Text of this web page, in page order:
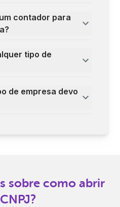
contador para
tipo de
de empresa devo
sobre como abrir